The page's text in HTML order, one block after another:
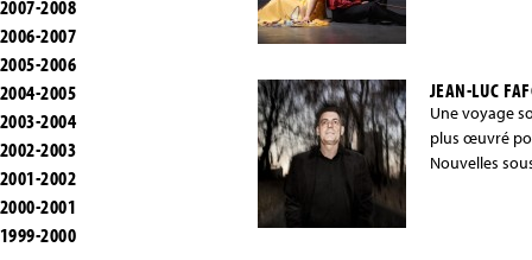
2007-2008
2006-2007
2005-2006
2004-2005
2003-2004
2002-2003
2001-2002
2000-2001
1999-2000
JEAN-LUC
Une voyage
plus œuvré
Nouvelles